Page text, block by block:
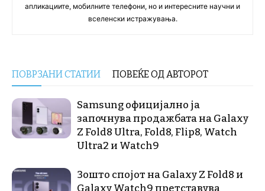
апликациите, мобилните телефони, но и интересните научни и
вселенски истражувања.
ПОВРЗАНИ СТАТИИ ПОВЕЌЕ ОД АВТОРОТ
Samsung официјално ја
започнува продажбата на Galaxy
Z Fold8 Ultra, Fold8, Flip8, Watch
Ultra2 и Watch9
Зошто спојот на Galaxy Z Fold8 и
Galaxy Watch9 претставува